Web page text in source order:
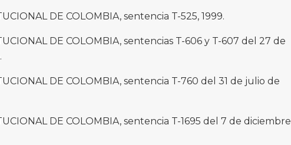
DE COLOMBIA, sentencia T-525, 1999.
DE COLOMBIA, sentencias T-606 y T-607 del 27 de
DE COLOMBIA, sentencia T-760 del 31 de julio de
DE COLOMBIA, sentencia T-1695 del 7 de diciembre